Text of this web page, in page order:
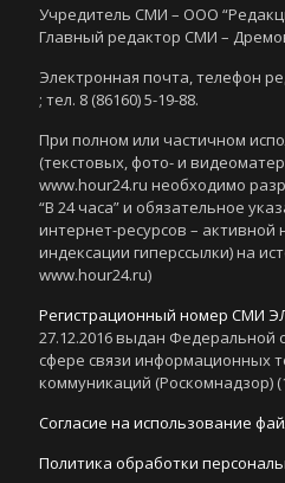
Учредитель СМИ – ООО
Главный редактор СМИ –
Электронная почта, телефон
; тел. 8 (86160) 5-19-88.
При полном или частичном
(текстовых, фото- и
www.hour24.ru необходимо
“В 24 часа” и обязательное
интернет-ресурсов – активной
индексации гиперссылки) на
www.hour24.ru)
Регистрационный номер СМИ
27.12.2016 выдан Федеральной
сфере связи информационных
коммуникаций (Роскомнадзор)
Согласие на использование
Политика обработки